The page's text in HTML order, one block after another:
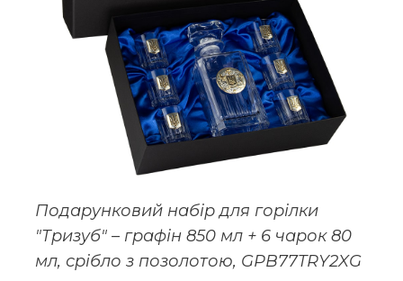
Подарунковий набір для горілки
"Тризуб" – графін 850 мл + 6 чарок 80
мл, срібло з позолотою, GPB77TRY2XG